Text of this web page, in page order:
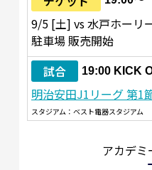
9/5 [土] vs 水戸ホーリ
駐車場 販売開始
試合
19:00 KICK
明治安田J1リーグ 第1
スタジアム：ベスト電器スタジアム
アカデミ